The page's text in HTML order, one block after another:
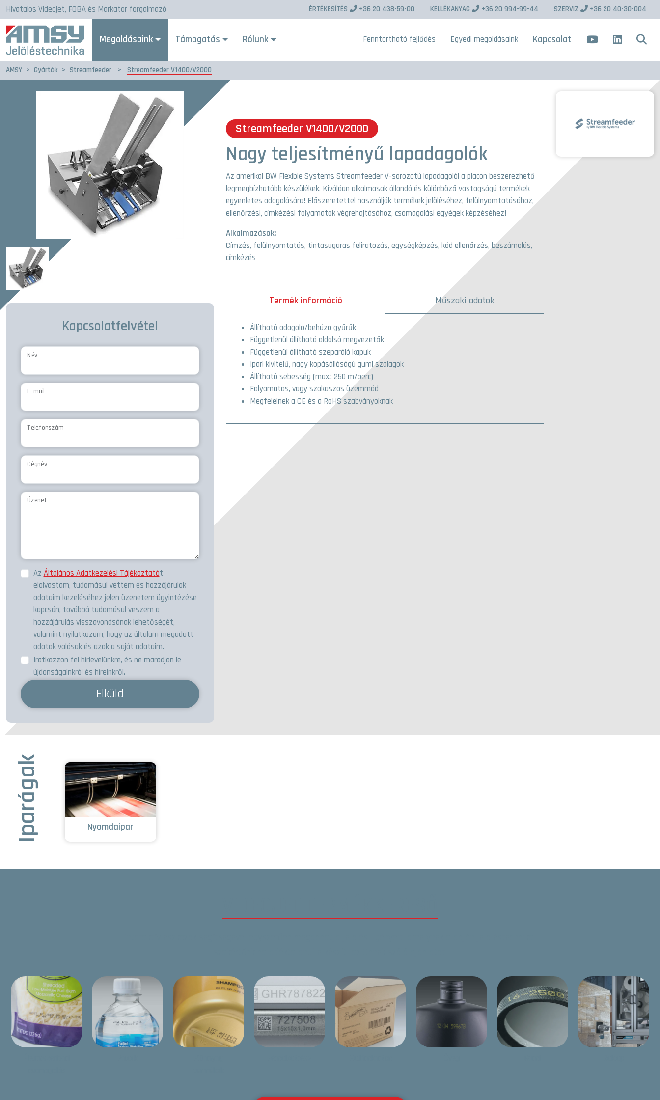
Hivatalos Videojet, FOBA és Markator forgalmazó ÉRTÉKESÍTÉS +36 20 438-59-00 KELLÉKANYAG +36 20 994-99-44 SZERVIZ +36 20 40-30-004
Megoldásaink Támogatás Rólunk Fenntartható fejlődés Egyedi megoldásaink Kapcsolat
AMSY > Gyártók > Streamfeeder > Streamfeeder V1400/V2000
Kapcsolatfelvétel
Név
E-mail
Telefonszám
Cégnév
Üzenet
Az Általános Adatkezelési Tájékoztatót
elolvastam, tudomásul vettem és hozzájárulok
adataim kezeléséhez jelen üzenetem ügyintézése
kapcsán, továbbá tudomásul veszem a
hozzájárulás visszavonásának lehetőségét,
valamint nyilatkozom, hogy az általam megadott
adatok valósak és azok a saját adataim.
Iratkozzon fel hírlevelünkre, és ne maradjon le
újdonságainkról és híreinkről.
Elküld
Streamfeeder V1400/V2000
Nagy teljesítményű lapadagolók
Az amerikai BW Flexible Systems Streamfeeder V-sorozatú lapadagolói a piacon beszerezhető
legmegbízhatóbb készülékek. Kiválóan alkalmasak állandó és különböző vastagságú termékek
egyenletes adagolására! Előszeretettel használják termékek jelöléséhez, felülnyomtatásához,
ellenőrzési, címkézési folyamatok végrehajtásához, csomagolási egyégek képzéséhez!
Alkalmazások:
Címzés, felülnyomtatás, tintasugaras feliratozás, egységképzés, kód ellenőrzés, beszámolás,
címkézés
Termék információ Műszaki adatok
Állítható adagoló/behúzó gyűrűk
Függetlenül állítható oldalsó megvezetők
Függetlenül állítható szeparáló kapuk
Ipari kivitelű, nagy kopásállóságú gumi szalagok
Állítható sebesség (max.: 250 m/perc)
Folyamatos, vagy szakaszos üzemmód
Megfelelnek a CE és a RoHS szabványoknak
Iparágak Nyomdaipar